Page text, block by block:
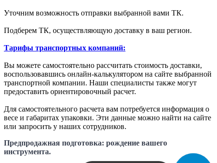
Уточним возможность отправки выбранной вами ТК.
Подберем ТК, осуществляющую доставку в ваш регион.
Тарифы транспортных компаний:
Вы можете самостоятельно рассчитать стоимость доставки,
воспользовавшись онлайн-калькулятором на сайте выбранной
транспортной компании. Наши специалисты также могут
предоставить ориентировочный расчет.
Для самостоятельного расчета вам потребуется информация о
весе и габаритах упаковки. Эти данные можно найти на сайте
или запросить у наших сотрудников.
Предпродажная подготовка: рождение вашего
инструмента.